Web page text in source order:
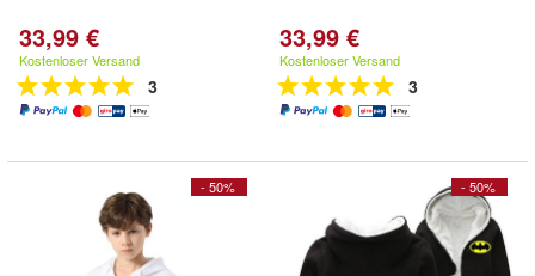
33,99 €
Kostenloser Versand
3
33,99 €
Kostenloser Versand
3
- 50% - 50%